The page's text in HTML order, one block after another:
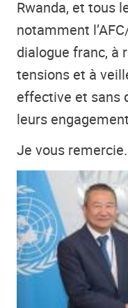
Rwanda, et tous
notamment
dialogue franc, à
tensions et à
effective et sans
leurs
Je vous remercie.